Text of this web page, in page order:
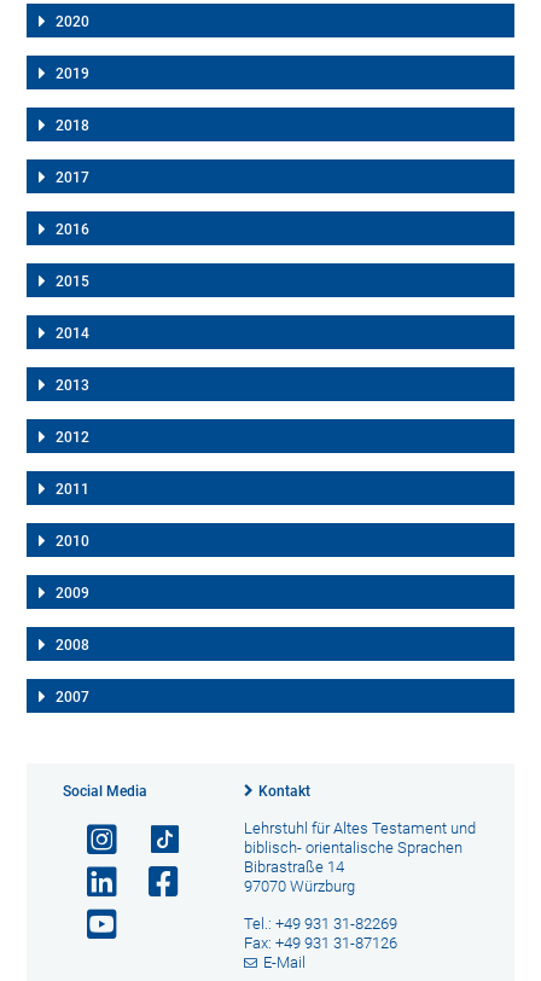
2020
2019
2018
2017
2016
2015
2014
2013
2012
2011
2010
2009
2008
2007
Social Media Kontakt
Lehrstuhl für Altes Testament und
biblisch- orientalische Sprachen
Bibrastraße 14
97070 Würzburg
Tel.: +49 931 31-82269
Fax: +49 931 31-87126
E-Mail